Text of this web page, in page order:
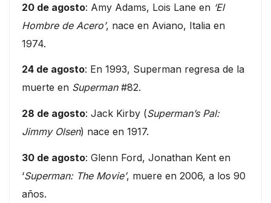
20 de agosto: Amy Adams, Lois Lane en ‘El
Hombre de Acero’, nace en Aviano, Italia en
1974.
24 de agosto: En 1993, Superman regresa de la
muerte en Superman#82.
28 de agosto: Jack Kirby (Superman’s Pal:
Jimmy Olsen) nace en 1917.
30 de agosto: Glenn Ford, Jonathan Kent en
‘Superman: The Movie’, muere en 2006, a los 90
años.